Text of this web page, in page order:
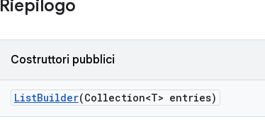
Riepilogo
Costruttori pubblici
ListBuilder(Collection<T> entries)